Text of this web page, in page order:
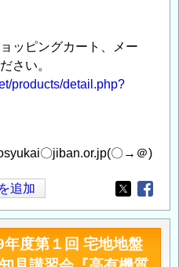
ッピングカート、メー
さい。
products/detail.php?
〇jiban.or.jp(〇→＠)
追加
Opens in
度第１回 宅地地盤